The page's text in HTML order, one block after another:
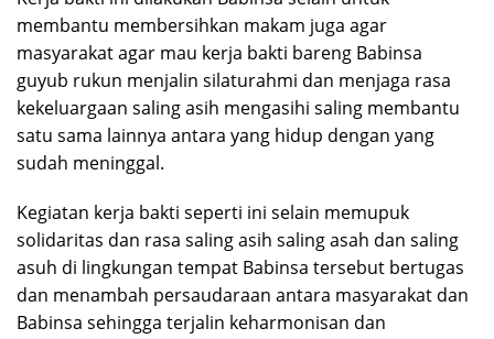
membantu membersihkan makam juga agar
masyarakat agar mau kerja bakti bareng Babinsa
guyub rukun menjalin silaturahmi dan menjaga rasa
kekeluargaan saling asih mengasihi saling membantu
satu sama lainnya antara yang hidup dengan yang
sudah meninggal.
Kegiatan kerja bakti seperti ini selain memupuk
solidaritas dan rasa saling asih saling asah dan saling
asuh di lingkungan tempat Babinsa tersebut bertugas
dan menambah persaudaraan antara masyarakat dan
Babinsa sehingga terjalin keharmonisan dan